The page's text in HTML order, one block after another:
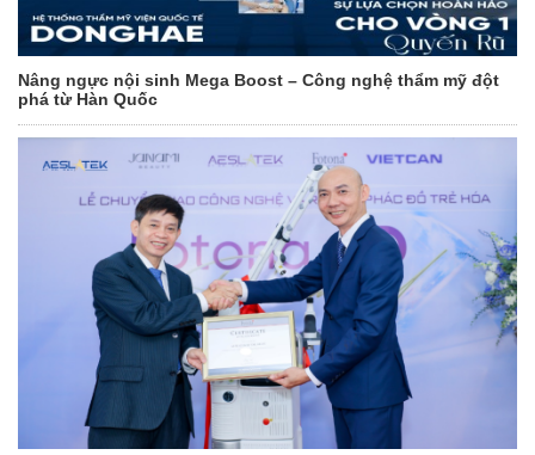
Nâng ngực nội sinh Mega Boost – Công nghệ thẩm mỹ đột
phá từ Hàn Quốc